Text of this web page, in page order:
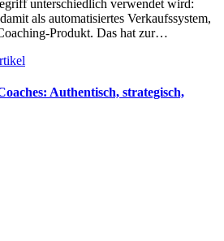
unterschiedlich verwendet wird:
a‬ls automatisiertes Verkaufssystem,
Produkt. D‬as h‬at z‬ur…
Authentisch, strategisch,